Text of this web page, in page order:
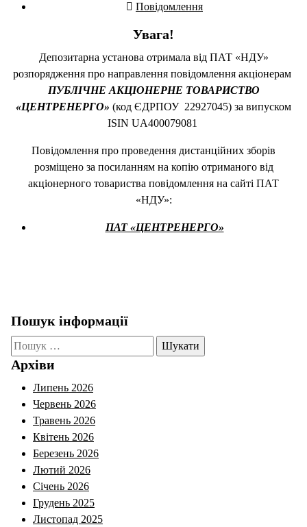
Повідомлення
Увага!
Депозитарна установа отримала від ПАТ «НДУ»
розпорядження про направлення повідомлення акціонерам
ПУБЛІЧНЕ АКЦІОНЕРНЕ ТОВАРИСТВО
«ЦЕНТРЕНЕРГО» (код ЄДРПОУ 22927045) за випуском
ISIN UA400079081
Повідомлення про проведення дистанційних зборів
розміщено за посиланням на копію отриманого від
акціонерного товариства повідомлення на сайті ПАТ
«НДУ»:
ПАТ «ЦЕНТРЕНЕРГО»
Пошук інформації
Пошук:
Архіви
Липень 2026
Червень 2026
Травень 2026
Квітень 2026
Березень 2026
Лютий 2026
Січень 2026
Грудень 2025
Листопад 2025